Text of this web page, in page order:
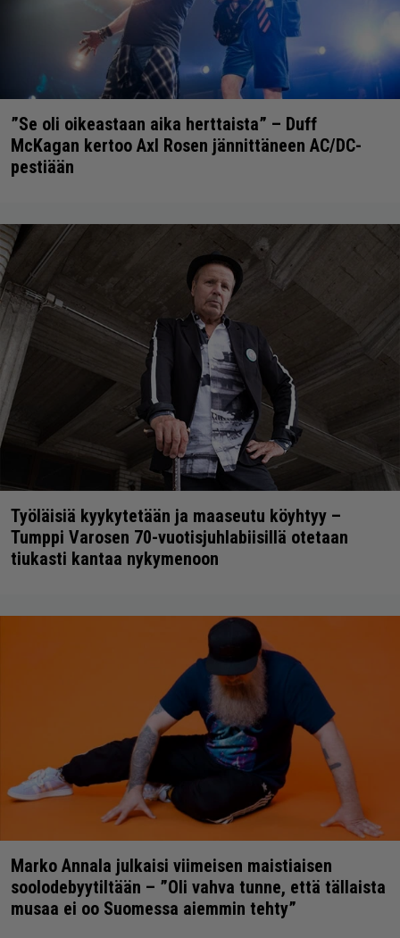
”Se oli oikeastaan aika herttaista” – Duff
McKagan kertoo Axl Rosen jännittäneen AC/DC-
pestiään
Työläisiä kyykytetään ja maaseutu köyhtyy –
Tumppi Varosen 70-vuotisjuhlabiisillä otetaan
tiukasti kantaa nykymenoon
Marko Annala julkaisi viimeisen maistiaisen
soolodebyytiltään – ”Oli vahva tunne, että tällaista
musaa ei oo Suomessa aiemmin tehty”